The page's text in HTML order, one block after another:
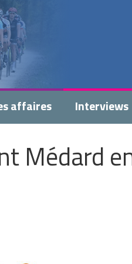
affaires Interviews
Médard